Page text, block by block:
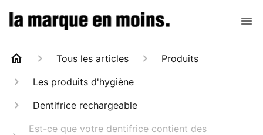
Tous les articles
Produits
Les produits d'hygiène
Dentifrice rechargeable
Est-ce que votre dentifrice contient des